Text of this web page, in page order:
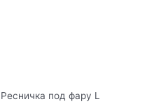
под фару L